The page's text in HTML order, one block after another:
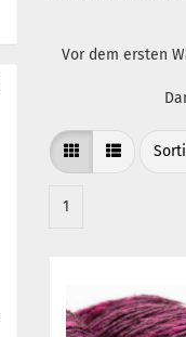
Vor dem ersten
1